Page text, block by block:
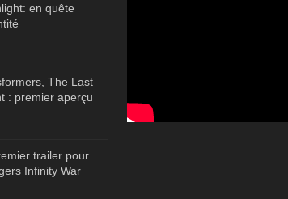
en quête
The Last
: premier aperçu
trailer pour
Infinity War